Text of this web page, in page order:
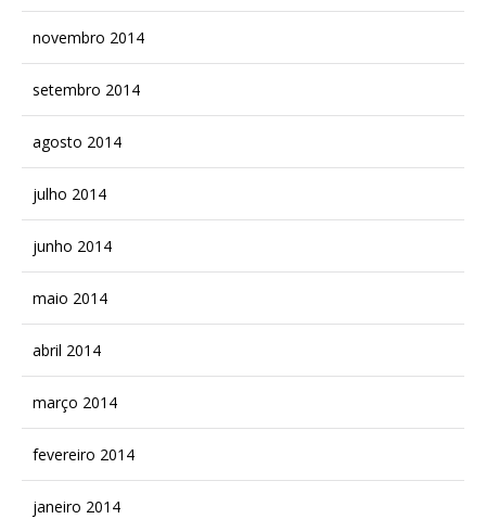
novembro 2014
setembro 2014
agosto 2014
julho 2014
junho 2014
maio 2014
abril 2014
março 2014
fevereiro 2014
janeiro 2014